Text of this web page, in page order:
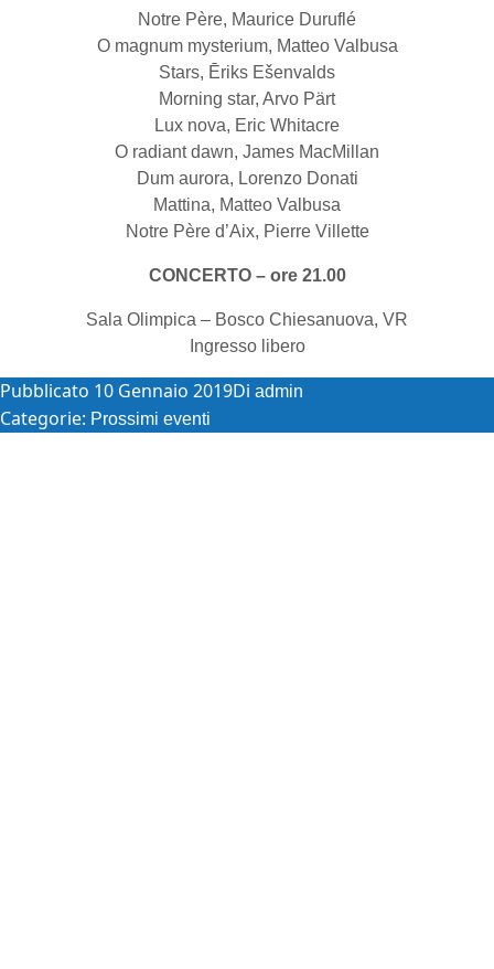
Notre Père, Maurice Duruflé
O magnum mysterium, Matteo Valbusa
Stars, Ēriks Ešenvalds
Morning star, Arvo Pärt
Lux nova, Eric Whitacre
O radiant dawn, James MacMillan
Dum aurora, Lorenzo Donati
Mattina, Matteo Valbusa
Notre Père d’Aix, Pierre Villette
CONCERTO – ore 21.00
Sala Olimpica – Bosco Chiesanuova, VR
Ingresso libero
Pubblicato 10 Gennaio 2019Di admin
Categorie: Prossimi eventi